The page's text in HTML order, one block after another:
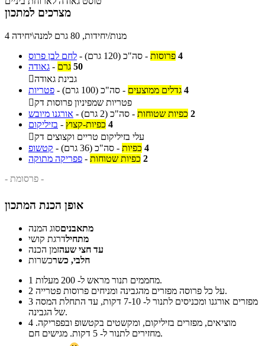
מצרכים למתכון
4 מנות/יחידות, 80 גרם למנה\יחידה
לחם לבן פרוס - 4 פרוסות - סה"כ (120 גרם)
גאודה - 50 גרם
גבינת גאודה
פטריות - 4 גדלים ממוצעים - סה"כ (100 גרם)
פטריות שמפיניון פרוסות דק
אורגנו מיובש - 2 כפיות שטוחות - סה"כ (2 גרם)
בזיליקום - 4 כפיות-קצוץ
עלי בזיליקום טריים וקצוצים דק
קטשופ - 4 כפיות - סה"כ (36 גרם)
פפריקה מתוקה - 2 כפיות שטוחות
- פרסומת -
אופן הכנת המתכון
מתאבניםסוג המנה
מתחילדרגת קושי
עד חצי שעהזמן הכנה
חלבי, כשרכשרות
1
מחממים תנור מראש ל- 200 מעלות.
2
על כל פרוסה מפזרים מהגבינה ומניחים פרוסות פטרייה.
3
של הגבינה.
4
מחזירים לתנור ל- 5 דקות. מגישים חם.